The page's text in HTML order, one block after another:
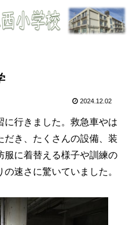
2024.12.02
に行きました。救急車やは
だき、たくさんの設備、装
服に着替える様子や訓練の
速さに驚いていました。